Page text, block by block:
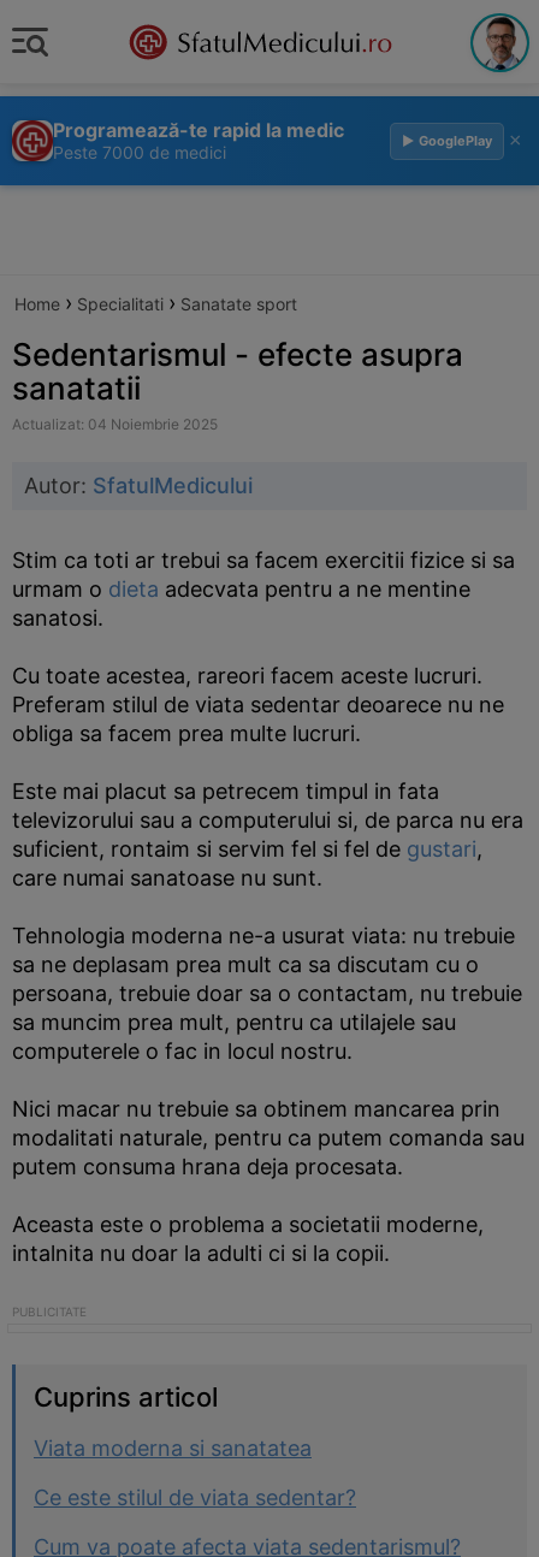
Programează-te rapid la medic
Peste 7000 de medici
▶ GooglePlay ×
Home › Specialitati › Sanatate sport
Sedentarismul - efecte asupra
sanatatii
Actualizat: 04 Noiembrie 2025
Autor: SfatulMedicului
Stim ca toti ar trebui sa facem exercitii fizice si sa
urmam o dieta adecvata pentru a ne mentine
sanatosi.
Cu toate acestea, rareori facem aceste lucruri.
Preferam stilul de viata sedentar deoarece nu ne
obliga sa facem prea multe lucruri.
Este mai placut sa petrecem timpul in fata
televizorului sau a computerului si, de parca nu era
suficient, rontaim si servim fel si fel de gustari,
care numai sanatoase nu sunt.
Tehnologia moderna ne-a usurat viata: nu trebuie
sa ne deplasam prea mult ca sa discutam cu o
persoana, trebuie doar sa o contactam, nu trebuie
sa muncim prea mult, pentru ca utilajele sau
computerele o fac in locul nostru.
Nici macar nu trebuie sa obtinem mancarea prin
modalitati naturale, pentru ca putem comanda sau
putem consuma hrana deja procesata.
Aceasta este o problema a societatii moderne,
intalnita nu doar la adulti ci si la copii.
Cuprins articol
Viata moderna si sanatatea
Ce este stilul de viata sedentar?
Cum va poate afecta viata sedentarismul?